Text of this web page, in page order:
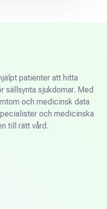
patienter att hitta
sällsynta sjukdomar. Med
och medicinsk data
och medicinska
till rätt vård.